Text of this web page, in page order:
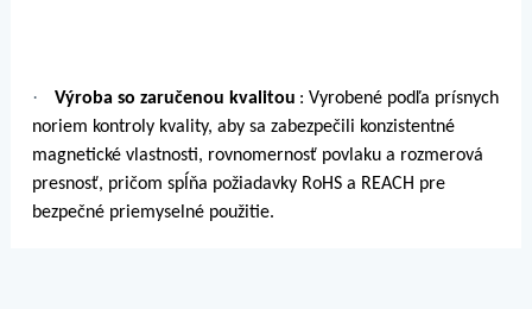
· Výroba so zaručenou kvalitou : Vyrobené podľa prísnych
noriem kontroly kvality, aby sa zabezpečili konzistentné
magnetické vlastnosti, rovnomernosť povlaku a rozmerová
presnosť, pričom spĺňa požiadavky RoHS a REACH pre
bezpečné priemyselné použitie.